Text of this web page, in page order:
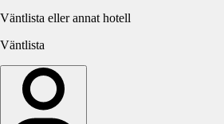
Väntlista eller annat hotell
Väntlista